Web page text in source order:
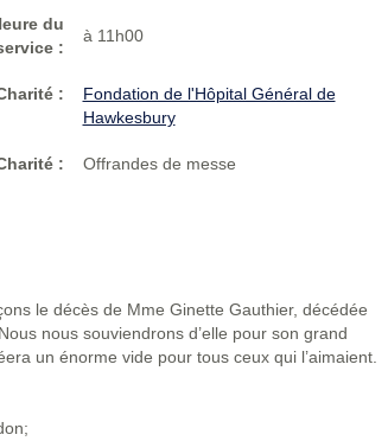
du
:
à 11h00
:
Fondation de l'Hôpital Général de
Hawkesbury
: Offrandes de messe
le décès de Mme Ginette Gauthier, décédée
nous souviendrons d’elle pour son grand
un énorme vide pour tous ceux qui l’aimaient.